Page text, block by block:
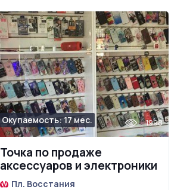
Точка по продаже
аксессуаров и электроники
расположено в метро
Окупаемость: 17 мес. 1998
Пл. Восстания